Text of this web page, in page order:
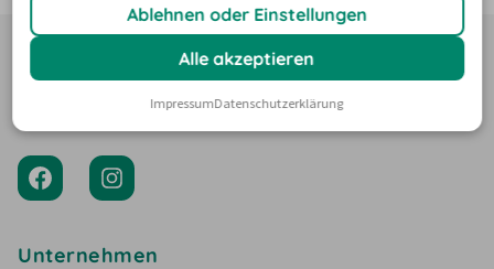
Nach oben
Unternehmen
Ablehnen oder Einstellungen
Alle akzeptieren
ImpressumDatenschutzerklärung